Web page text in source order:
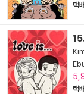
택배
택배